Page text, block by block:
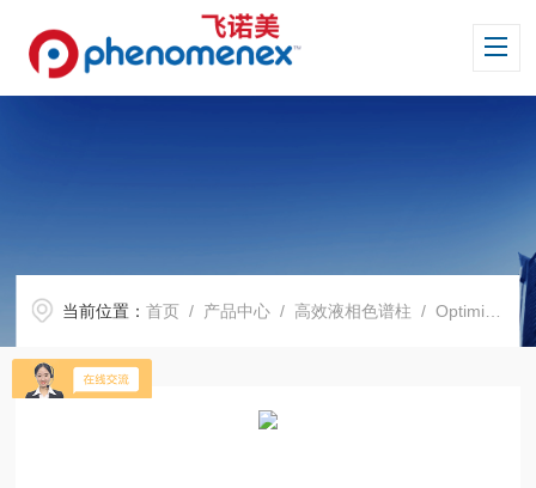
当前位置：首页 / 产品中心 / 高效液相色谱柱 /Optimix 系列色谱柱